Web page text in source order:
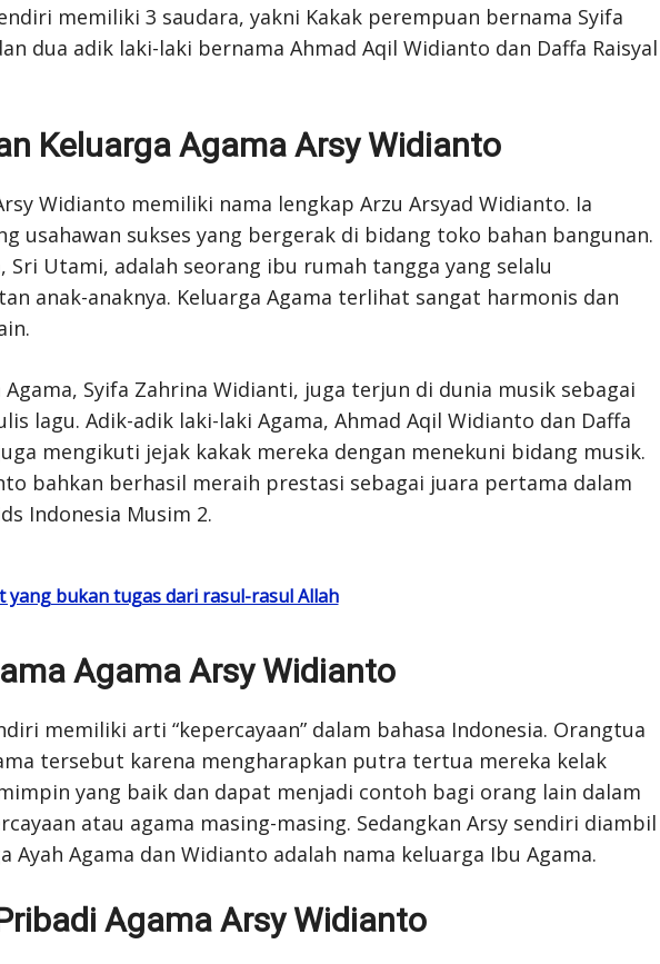
memiliki 3 saudara, yakni Kakak perempuan bernama Syifa
dua adik laki-laki bernama Ahmad Aqil Widianto dan Daffa Raisyal
Keluarga Agama Arsy Widianto
Widianto memiliki nama lengkap Arzu Arsyad Widianto. Ia
usahawan sukses yang bergerak di bidang toko bahan bangunan.
Sri Utami, adalah seorang ibu rumah tangga yang selalu
anak-anaknya. Keluarga Agama terlihat sangat harmonis dan
Agama, Syifa Zahrina Widianti, juga terjun di dunia musik sebagai
lagu. Adik-adik laki-laki Agama, Ahmad Aqil Widianto dan Daffa
mengikuti jejak kakak mereka dengan menekuni bidang musik.
bahkan berhasil meraih prestasi sebagai juara pertama dalam
Indonesia Musim 2.
yang bukan tugas dari rasul-rasul Allah
Agama Arsy Widianto
memiliki arti “kepercayaan” dalam bahasa Indonesia. Orangtua
tersebut karena mengharapkan putra tertua mereka kelak
yang baik dan dapat menjadi contoh bagi orang lain dalam
atau agama masing-masing. Sedangkan Arsy sendiri diambil
Ayah Agama dan Widianto adalah nama keluarga Ibu Agama.
Agama Arsy Widianto